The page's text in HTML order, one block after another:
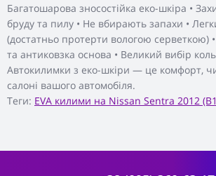
Багатошарова зносостійка еко-шкіра •
бруду та пилу • Не вбирають запахи •
(достатньо протерти вологою серветкою) •
та антиковзка основа • Великий вибір
Автокилимки з еко-шкіри — це комфорт,
салоні вашого автомобіля.
Теги: EVA килими на Nissan Sentra 2012